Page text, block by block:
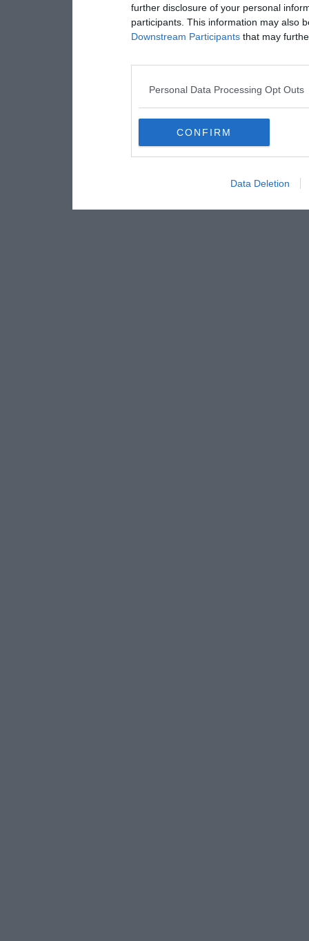
further disclosure of your personal
participants. This information may also
Downstream Participants that may
Personal Data Processing Opt Outs
CONFIRM
Data Deletion